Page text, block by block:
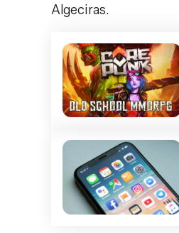
Algeciras.